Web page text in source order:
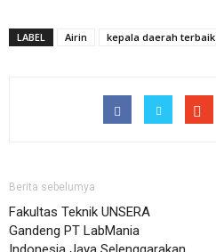
LABEL Airin kepala daerah terbaik
Berita sebelumya
Fakultas Teknik UNSERA
Gandeng PT LabMania